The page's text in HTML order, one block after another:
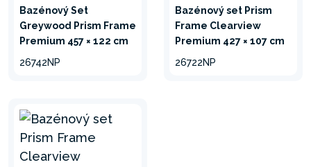
Bazénový Set
Greywood Prism Frame
Premium 457 × 122 cm
26742NP
Bazénový set Prism
Frame Clearview
Premium 427 × 107 cm
26722NP